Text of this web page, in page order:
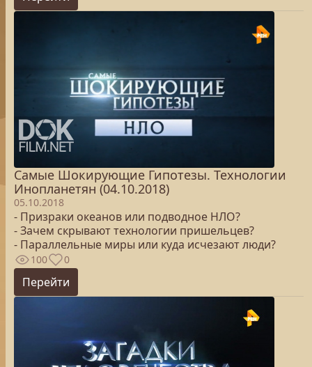
Самые Шокирующие Гипотезы. Технологии
Инопланетян (04.10.2018)
05.10.2018
- Призраки океанов или подводное НЛО?
- Зачем скрывают технологии пришельцев?
- Параллельные миры или куда исчезают люди?
100 0
Перейти